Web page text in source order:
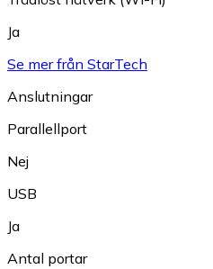
Ja
Se mer från StarTech
Anslutningar
Parallellport
Nej
USB
Ja
Antal portar